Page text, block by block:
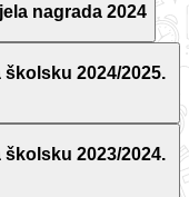
nagrada 2024
2024/2025.
2023/2024.